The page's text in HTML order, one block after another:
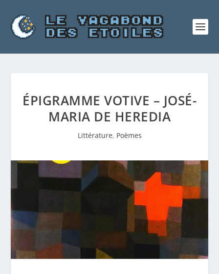
ÉPIGRAMME VOTIVE – JOSÉ-
MARIA DE HEREDIA
Littérature, Poèmes